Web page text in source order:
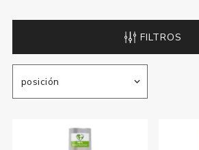
FILTROS